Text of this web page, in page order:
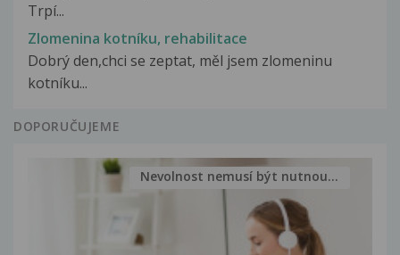
Trpí...
Zlomenina kotníku, rehabilitace
Dobrý den,chci se zeptat, měl jsem zlomeninu
kotníku...
DOPORUČUJEME
Nevolnost nemusí být nutnou...